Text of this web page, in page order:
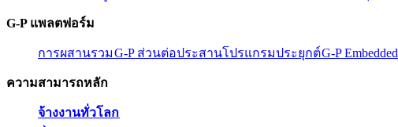
G-P แพลตฟอร์ม​​
การผสานรวม​​G-P ส่วนต่อประสานโปรแกรมประยุกต์​​G-P Embedded​​
ความสามารถหลัก​​
จ้างงานทั่วโลก​​